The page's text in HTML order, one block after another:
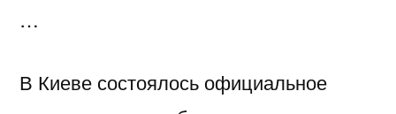
…
В Киеве состоялось официальное